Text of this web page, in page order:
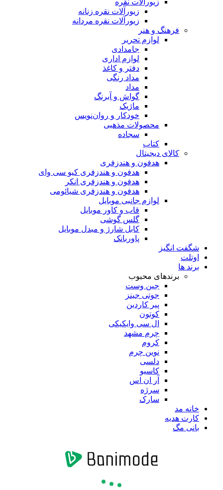
زیورآلات نقره
زیورآلات نقره زنانه
زیورآلات نقره مردانه
فرهنگ و هنر
لوازم تحریر
جامدادی
لوازم اداری
دفتر و کاغذ
مداد رنگی
مداد
گواش و آبرنگ
ماژیک
خودکار و روان‌نویس
محصولات مذهبی
سجاده
کتاب
کالای دیجیتال
هدفون و هندزفری
هدفون و هندزفری کیو سی وای
هدفون و هندزفری انکر
هدفون و هندزفری شیائومی
لوازم جانبی موبایل
قاب و کاور موبایل
گلس گوشی
کابل شارژ و مبدل موبایل
پاوربانک
شگفت انگیز
اوتلت
برند ها
برندهای محبوب
جین وست
جوتی جینز
پیر کاردین
کوتون
ال سی وایکیکی
چرم مشهد
کروم
نوین چرم
دلسی
کاسیو
آر ان اس
سرژه
سارک
خانه مد
کارت هدیه
بانی مگ